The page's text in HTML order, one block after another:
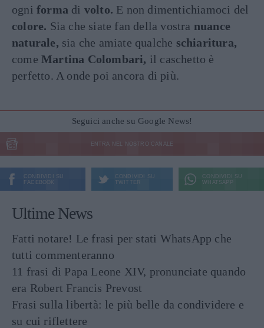
ogni forma di volto. E non dimentichiamoci del
colore. Sia che siate fan della vostra nuance
naturale, sia che amiate qualche schiaritura,
come Martina Colombari, il caschetto è
perfetto. A onde poi ancora di più.
Seguici anche su Google News!
ENTRA NEL NOSTRO CANALE
CONDIVIDI SU
FACEBOOK
CONDIVIDI SU
TWITTER
CONDIVIDI SU
WHATSAPP
Ultime News
Fatti notare! Le frasi per stati WhatsApp che
tutti commenteranno
11 frasi di Papa Leone XIV, pronunciate quando
era Robert Francis Prevost
Frasi sulla libertà: le più belle da condividere e
su cui riflettere